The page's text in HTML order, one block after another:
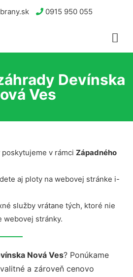
0915 950 055
Devínska
Ves
v rámci Západného
aj ploty na webovej stránke i-
služby vrátane tých, ktoré nie
webovej stránky.
Nová Ves? Ponúkame
a zároveň cenovo